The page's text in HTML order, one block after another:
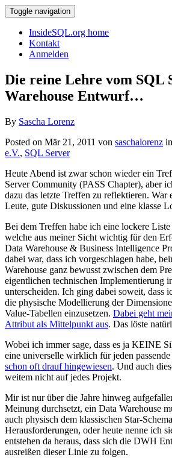
Toggle navigation
InsideSQL.org home
Kontakt
Anmelden
Die reine Lehre vom SQL
Warehouse Entwurf…
By Sascha Lorenz
Posted on Mär 21, 2011 von saschalorenz in
e.V., SQL Server
Heute Abend ist zwar schon wieder ein
Server Community (PASS Chapter), aber
dazu das letzte Treffen zu reflektieren. War
Leute, gute Diskussionen und eine klasse
Bei dem Treffen habe ich eine lockere
welche aus meiner Sicht wichtig für den
Data Warehouse & Business Intelligence
dabei war, dass ich vorgeschlagen habe,
Warehouse ganz bewusst zwischen dem
eigentlichen technischen Implementierung
unterscheiden. Ich ging dabei soweit, dass
die physische Modellierung der
Value-Tabellen einzusetzen. Dabei geht
Attribut als Mittelpunkt aus. Das löste
Wobei ich immer sage, dass es ja KEINE
eine universelle wirklich für jeden
schon oft drauf hingewiesen. Und auch
weitem nicht auf jedes Projekt.
Mir ist nur über die Jahre hinweg
Meinung durchsetzt, ein Data Warehouse
auch physisch dem klassischen Star-
Herausforderungen, oder heute nenne ich
entstehen da heraus, dass sich die DWH
ausreißen dieser Linie zu folgen.